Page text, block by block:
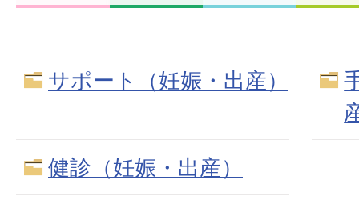
サポート（妊娠・出産）
健診（妊娠・出産）